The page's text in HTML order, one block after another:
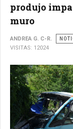
produjo
muro
ANDREA G. C-R.
VISITAS: 12024